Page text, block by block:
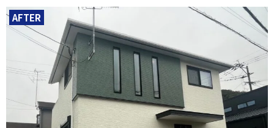
AFTER